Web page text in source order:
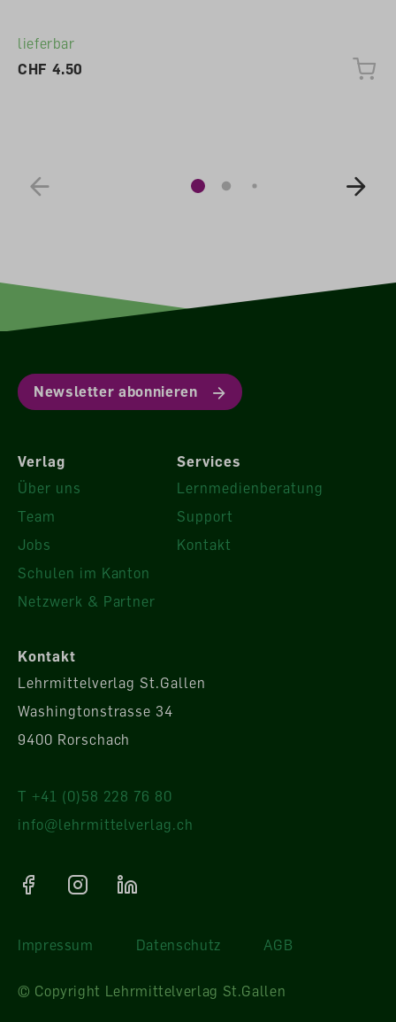
lieferbar
CHF 4.50
Newsletter abonnieren
Verlag
Über uns
Team
Jobs
Schulen im Kanton
Netzwerk & Partner
Services
Lernmedienberatung
Support
Kontakt
Kontakt
Lehrmittelverlag St.Gallen
Washingtonstrasse 34
9400 Rorschach
T +41 (0)58 228 76 80
info@lehrmittelverlag.ch
Impressum Datenschutz AGB
© Copyright Lehrmittelverlag St.Gallen